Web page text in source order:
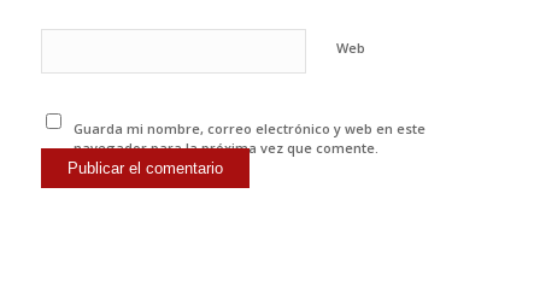
Web
Guarda mi nombre, correo electrónico y web en este
navegador para la próxima vez que comente.